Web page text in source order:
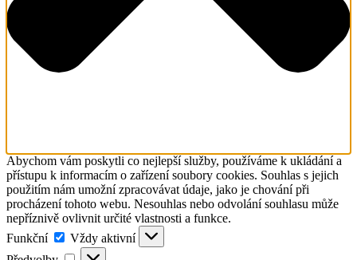
Abychom vám poskytli co nejlepší služby, používáme k ukládání a
přístupu k informacím o zařízení soubory cookies. Souhlas s jejich
použitím nám umožní zpracovávat údaje, jako je chování při
procházení tohoto webu. Nesouhlas nebo odvolání souhlasu může
nepříznivě ovlivnit určité vlastnosti a funkce.
Funkční
Funkční
Vždy aktivní
Předvolby